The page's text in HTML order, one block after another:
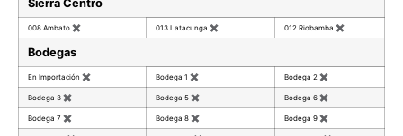
Sierra Centro
008 Ambato ✖ 013 Latacunga ✖ 012 Riobamba ✖
Bodegas
En Importación ✖ Bodega 1 ✖ Bodega 2 ✖
Bodega 3 ✖ Bodega 5 ✖ Bodega 6 ✖
Bodega 7 ✖ Bodega 8 ✖ Bodega 9 ✖